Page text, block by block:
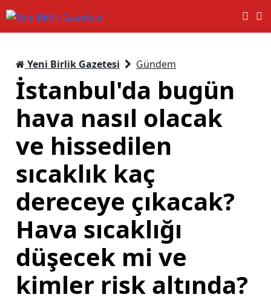
Yeni Birlik Gazetesi Gündem
İstanbul'da bugün
hava nasıl olacak
ve hissedilen
sıcaklık kaç
dereceye çıkacak?
Hava sıcaklığı
düşecek mi ve
kimler risk altında?